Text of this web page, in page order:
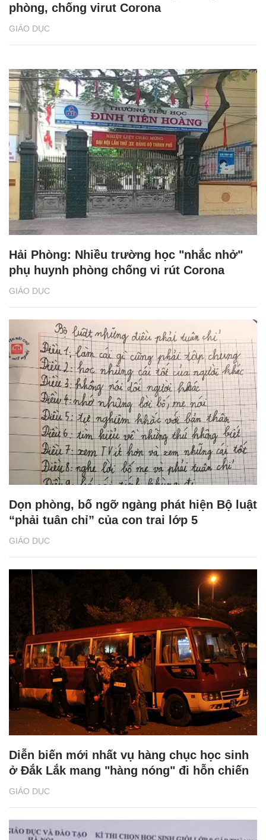
GIÁO DỤC
phòng, chống virut Corona
GIÁO DỤC
Hải Phòng: Nhiều trường học "nhắc nhở"
phụ huynh phòng chống vi rút Corona
GIÁO DỤC
Dọn phòng, bố ngỡ ngàng phát hiện Bộ luật
“phải tuân chỉ” của con trai lớp 5
GIÁO DỤC
Diễn biến mới nhất vụ hàng chục học sinh
ở Đắk Lắk mang "hàng nóng" đi hỗn chiến